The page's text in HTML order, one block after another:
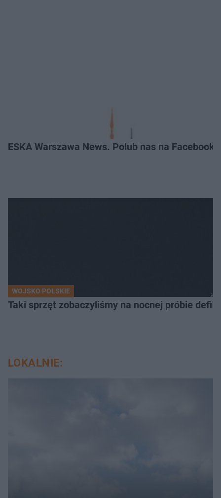
ESKA Warszawa News. Polub nas na
WOJSKO POLSKIE
Taki sprzęt zobaczyliśmy na nocnej próbie
LOKALNIE: